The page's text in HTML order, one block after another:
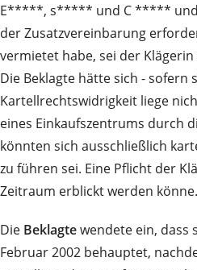
E*****, s***** und C ***** und
der Zusatzvereinbarung
vermietet habe, sei der
Die Beklagte hätte sich -
Kartellrechtswidrigkeit liege
eines Einkaufszentrums durch
könnten sich ausschließlich
zu führen sei. Eine Pflicht der
Zeitraum erblickt werden
Die Beklagtewendete ein, dass
Februar 2002 behauptet,